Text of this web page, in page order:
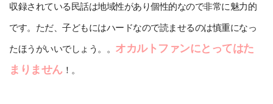
収録されている民話は地域性があり個性的なので非常に魅力的
です。ただ、子どもにはハードなので読ませるのは慎重になっ
たほうがいいでしょう。。 オカルトファンにとってはた
まりません ！。